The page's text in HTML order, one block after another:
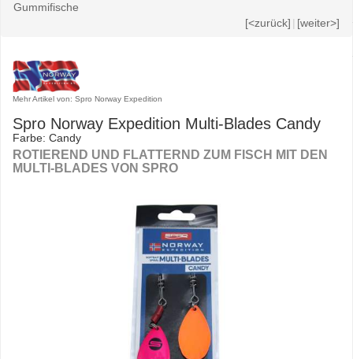
Gummifische
[<zurück] | [weiter>]
Mehr Artikel von: Spro Norway Expedition
Spro Norway Expedition Multi-Blades Candy
Farbe: Candy
ROTIEREND UND FLATTERND ZUM FISCH MIT DEN
MULTI-BLADES VON SPRO